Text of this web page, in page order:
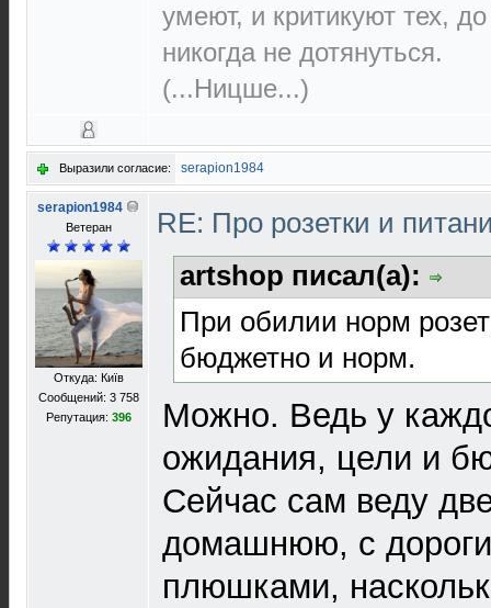
умеют, и критикуют тех,
никогда не дотянуться.
(...Ницше...)
Выразили согласие: serapion1984
serapion1984
Ветеран
Откуда: Київ
Сообщений: 3 758
Репутация: 396
RE: Про розетки и
artshop писал(а):
При обилии норм
бюджетно и норм.
Можно. Ведь у
ожидания, цели и
Сейчас сам веду
домашнюю, с
плюшками,